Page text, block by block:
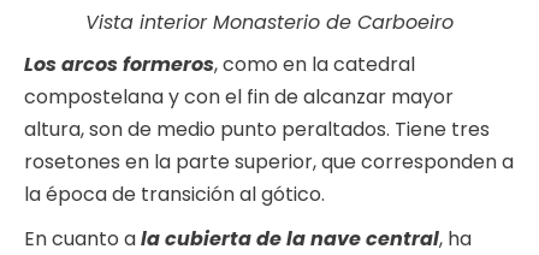
Vista interior Monasterio de Carboeiro
Los arcos formeros, como en la catedral
compostelana y con el fin de alcanzar mayor
altura, son de medio punto peraltados. Tiene tres
rosetones en la parte superior, que corresponden a
la época de transición al gótico.
En cuanto ala cubierta de la nave central, ha